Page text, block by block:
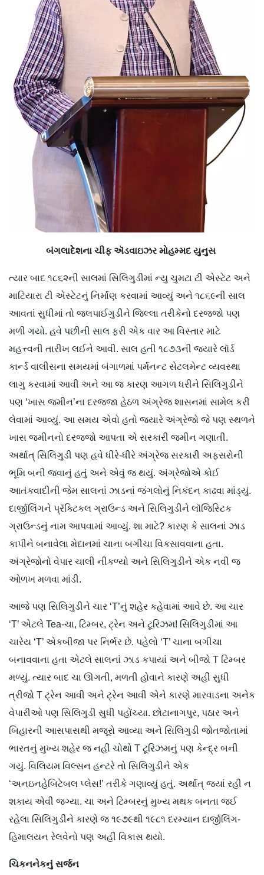
બંગલાદેેશના ચીફ ઍડવાઇઝર મોહમ્મદ યુનુસ
ત્યાર બાદ ૧૮૬૨ની સાલમાં સિલિગુડીમાં ન્યુ ચુમટા ટી એસ્ટેટ અને
માટિયારા ટી એસ્ટેટનું નિર્માણ કરવામાં આવ્યું અને ૧૮૬૯ની સાલ
આવતાં સુધીમાં તો જલપાઈગુડીને જિલ્લા તરીકેનો દરજ્જો પણ
મળી ગયો. હવે પછીની સાલ ફરી એક વાર આ વિસ્તાર માટે
મહત્ત્વની તારીખ લઈને આવી. સાલ હતી ૧૮૭૩ની જ્યારે લૉર્ડ
કાર્ન્ડ વાલીસના સમયમાં બંગાળમાં પર્મનન્ટ સેટલમેન્ટ વ્યવસ્થા
લાગુ કરવામાં આવી અને આ જ કારણ આગળ ધરીને સિલિગુડીને
પણ ‘ખાસ જમીન’ના દરજ્જા હેઠળ અંગ્રેજ શાસનમાં સામેલ કરી
લેવામાં આવ્યું. આ સમય એવો હતો જ્યારે અંગ્રેજો જે પણ સ્થળને
ખાસ જમીનનો દરજ્જો આપતા એ સરકારી જમીન ગણાતી.
અર્થાત્ સિલિગુડી પણ હવે ધીરે-ધીરે અંગ્રેજ સરકારી અફસરોની
ભૂમિ બની જવાનું હતું અને એવું જ થયું. અંગ્રેજોએ કોઈ
આતંકવાદીની જેમ સાલનાં ઝાડનાં જંગલોનું નિકંદન કાઢવા માંડ્યું.
દાર્જીલિંગને પ્રૅક્ટિકલ ગ્રાઉન્ડ અને સિલિગુડીને લૉજિસ્ટિક
ગ્રાઉન્ડનું નામ આપવામાં આવ્યું. શા માટે? કારણ કે સાલનાં ઝાડ
કાપીને બનાવેલા મેદાનમાં ચાના બગીચા વિકસાવવાના હતા.
અંગ્રેજોનો વેપાર ચાલી નીકળ્યો અને સિલિગુડીને એક નવી જ
ઓળખ મળવા માંડી.
આજે પણ સિલિગુડીને ચાર ‘T’નું શહેર કહેવામાં આવે છે. આ ચાર
‘T’ એટલે Tea-ચા, ટિમ્બર, ટ્રેન અને ટૂરિઝમ! સિલિગુડીમાં આ
ચારેય ‘T’ એકબીજા પર નિર્ભર છે. પહેલો ‘T’ ચાના બગીચા
બનાવવાના હતા એટલે સાલનાં ઝાડ કપાયાં અને બીજો T ટિમ્બર
મળ્યું. ત્યાર બાદ ચા ઊગતી, મળતી હોવાને કારણે અહીં સુધી
ત્રીજો T ટ્રેન આવી અને ટ્રેન આવી એને કારણે મારવાડના અનેક
વેપારીઓ પણ સિલિગુડી સુધી પહોંચ્યા. છોટાનાગપુર, પઠાર અને
બિહારની આસપાસથી મજૂરો આવ્યા અને સિલિગુડી જોતજોતામાં
ભારતનું મુખ્ય શહેર જ નહીં ચોથો T ટૂરિઝમનું પણ કેન્દ્ર બની
ગયું. વિલિયમ વિલ્સન હન્ટરે તો સિલિગુડીને એક
‘અનઇનહેબિટેબલ પ્લેસ!’ તરીકે ગણાવ્યું હતું. અર્થાત્ જ્યાં રહી ન
શકાય એવી જગ્યા. ચા અને ટિમ્બરનું મુખ્ય મથક બનતા જઈ
રહેલા સિલિગુડીને કારણે જ ૧૯૭૯થી ૧૯૮૧ દરમ્યાન દાર્જીલિંગ-
હિમાલયન રેલવેનો પણ અહીં વિકાસ થયો.
ચિકનનેકનું સર્જન